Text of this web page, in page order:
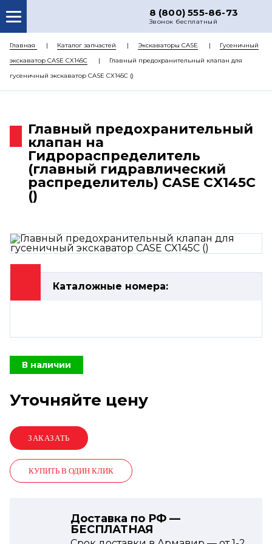
8 (800) 555-86-73
Звонок бесплатный
О НАС
КАТАЛОГ ЗАПЧАСТЕЙ
РЕМОНТ
ЦЕНЫ
КОНТАКТЫ
Главная Каталог запчастей Экскаваторы CASE
Гусеничный
экскаватор CASE CX145C
Главный предохранительный клапан для
гусеничный экскаватор CASE CX145C ()
Главный предохранительный
клапан на
Гидрораспределитель
(главный гидравлический
распределитель) CASE CX145C
()
Каталожные номера:
В наличии
Уточняйте цену
КУПИТЬ В ОДИН КЛИК
Доставка по РФ —
БЕСПЛАТНАЯ